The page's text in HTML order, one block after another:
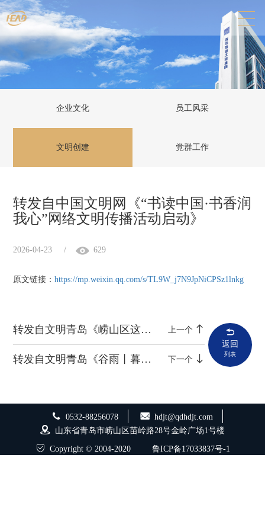
企业文化 员工风采
文明创建 党群工作
转发自中国文明网《“书读中国·书香润
我心”网络文明传播活动启动》
2026-04-23 / 629
原文链接：https://mp.weixin.qq.com/s/TL9W_j7N9JpNiCPSz1lnkg
转发自文明青岛《崂山区这场立夏之约，让传统文化“活”在指尖》 上一个
转发自文明青岛《谷雨丨暮春归序 雨生百谷》 下一个
返回
列表
0532-88256078
hdjt@qdhdjt.com
山东省青岛市崂山区苗岭路28号金岭广场1号楼
Copyright © 2004-2020 鲁ICP备17033837号-1